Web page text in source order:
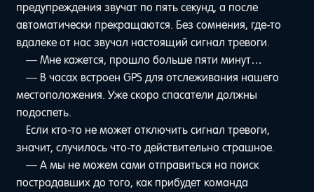
предупреждения звучат по пять секунд, а после
автоматически прекращаются. Без сомнения, где-то
вдалеке от нас звучал настоящий сигнал тревоги.
— Мне кажется, прошло больше пяти минут…
— В часах встроен GPS для отслеживания нашего
местоположения. Уже скоро спасатели должны
подоспеть.
Если кто-то не может отключить сигнал тревоги,
значит, случилось что-то действительно страшное.
— А мы не можем сами отправиться на поиск
пострадавших до того, как прибудет команда